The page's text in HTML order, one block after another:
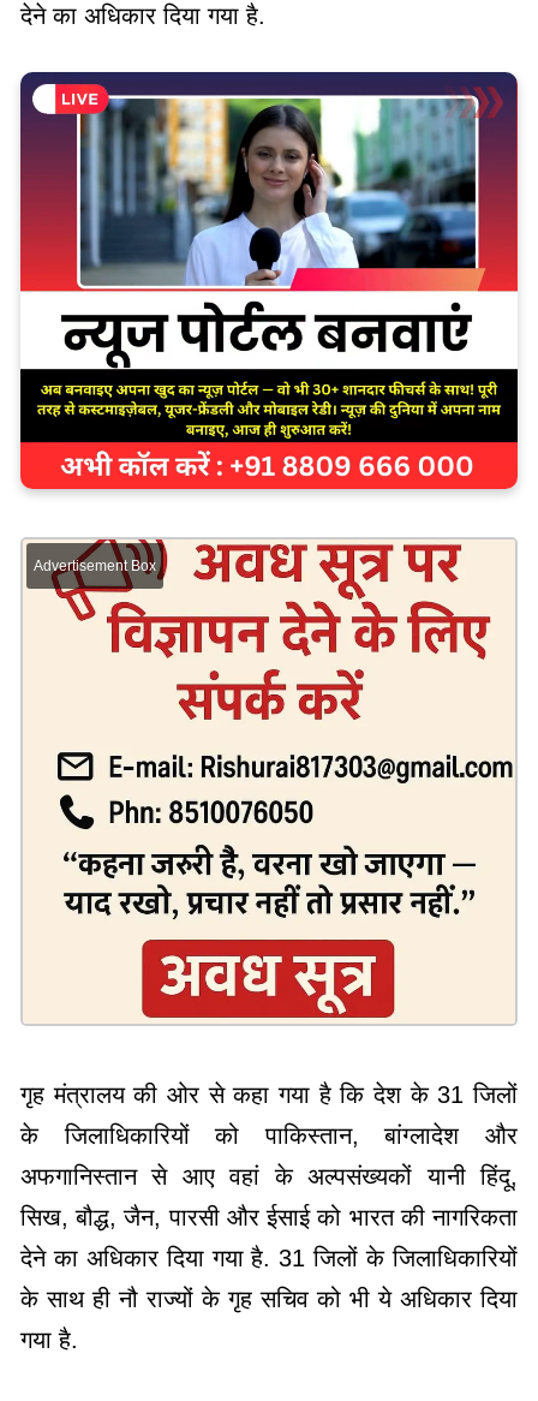
देने का अधिकार दिया गया है.
Advertisement Box
गृह मंत्रालय की ओर से कहा गया है कि देश के 31 जिलों
के जिलाधिकारियों को पाकिस्तान, बांग्लादेश और
अफगानिस्तान से आए वहां के अल्पसंख्यकों यानी हिंदू,
सिख, बौद्ध, जैन, पारसी और ईसाई को भारत की नागरिकता
देने का अधिकार दिया गया है. 31 जिलों के जिलाधिकारियों
के साथ ही नौ राज्यों के गृह सचिव को भी ये अधिकार दिया
गया है.